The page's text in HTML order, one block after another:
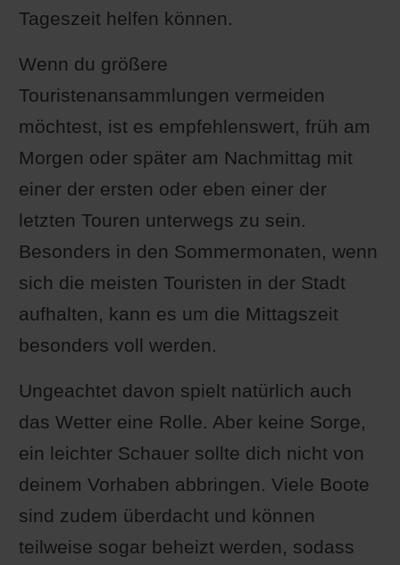
Tageszeit helfen können.
Wenn du größere
Touristenansammlungen vermeiden
möchtest, ist es empfehlenswert, früh am
Morgen oder später am Nachmittag mit
einer der ersten oder eben einer der
letzten Touren unterwegs zu sein.
Besonders in den Sommermonaten, wenn
sich die meisten Touristen in der Stadt
aufhalten, kann es um die Mittagszeit
besonders voll werden.
Ungeachtet davon spielt natürlich auch
das Wetter eine Rolle. Aber keine Sorge,
ein leichter Schauer sollte dich nicht von
deinem Vorhaben abbringen. Viele Boote
sind zudem überdacht und können
teilweise sogar beheizt werden, sodass